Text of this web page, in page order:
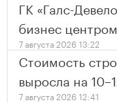
ГК «Галс-
бизнес
7 августа 2026 13:22
Стоимость
выросла на
7 августа 2026 12:41